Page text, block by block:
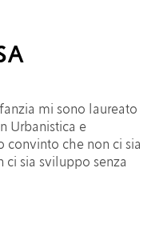
mi sono laureato
Urbanistica e
convinto che non ci sia
ci sia sviluppo senza